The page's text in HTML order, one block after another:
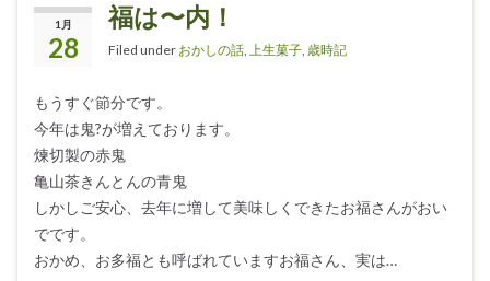
1月
28
福は〜内！
Filed under おかしの話, 上生菓子, 歳時記
もうすぐ節分です。
今年は鬼?が増えております。
煉切製の赤鬼
亀山茶きんとんの青鬼
しかしご安心、去年に増して美味しくできたお福さんがおい
でです。
おかめ、お多福とも呼ばれていますお福さん、実は…